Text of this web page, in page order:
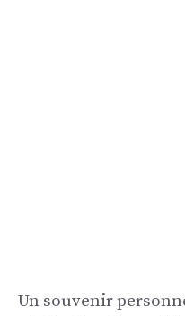
Un souvenir